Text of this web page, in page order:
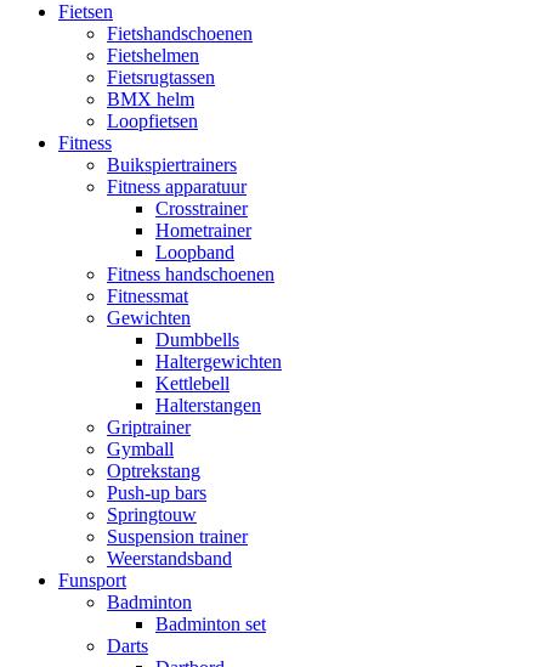
Fietsen
Fietshandschoenen
Fietshelmen
Fietsrugtassen
BMX helm
Loopfietsen
Fitness
Buikspiertrainers
Fitness apparatuur
Crosstrainer
Hometrainer
Loopband
Fitness handschoenen
Fitnessmat
Gewichten
Dumbbells
Haltergewichten
Kettlebell
Halterstangen
Griptrainer
Gymball
Optrekstang
Push-up bars
Springtouw
Suspension trainer
Weerstandsband
Funsport
Badminton
Badminton set
Darts